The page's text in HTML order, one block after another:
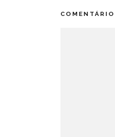
COMENTÁRIO